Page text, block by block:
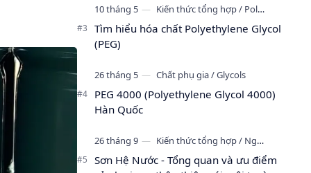
Tìm hiểu hóa chất Polyethylene Glycol
(PEG)
PEG 4000 (Polyethylene Glycol 4000)
Hàn Quốc
Sơn Hệ Nước - Tổng quan và ưu điểm